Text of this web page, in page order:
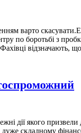
варто
по боротьбі з
відзначають,
дії якого
дуже складному